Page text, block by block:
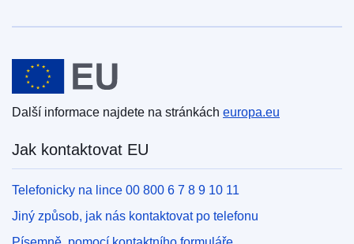
Evropská unie
Další informace najdete na stránkách europa.eu
Jak kontaktovat EU
Telefonicky na lince 00 800 6 7 8 9 10 11
Jiný způsob, jak nás kontaktovat po telefonu